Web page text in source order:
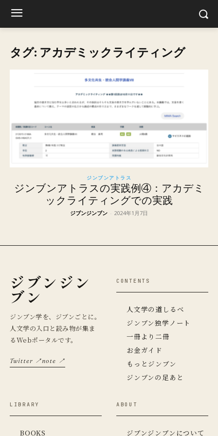
タグ: アカデミックライティング
ジンブンアトラス
ジンブンアトラスの実践例④：アカデミ
ックライティングでの実践
ジブンジンブン - 2024年1月7日
ジブンジン
ブン
ジンブン学を、ジブンごとに。
人文学の入口と読み物が集ま
るWebポータルです。
Twitter ↗note ↗
CONTENTS
人文学の道しるべ
ジンブン独学ノート
一冊より二冊
お金ガイド
もっとジンブン
ジンブンの足あと
LIBRARY
BOOKS
ABOUT
ジブンジンブンについて